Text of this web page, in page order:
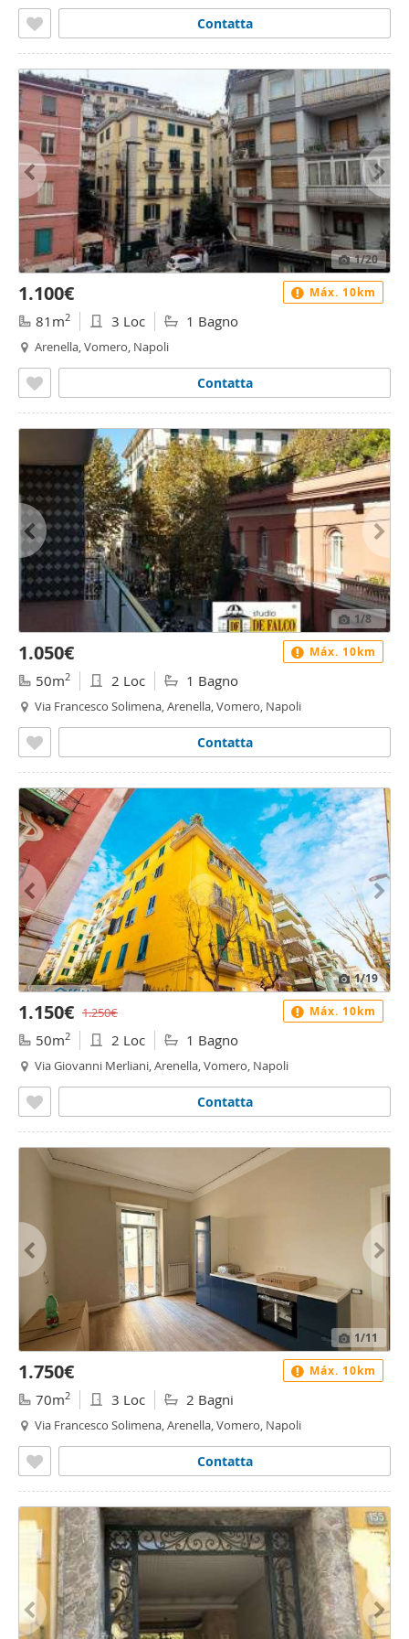
Contatta
1/20
1.100€
81m2 3 Loc 1 Bagno
Arenella, Vomero, Napoli
Contatta
Máx. 10km
1/8
1.050€
50m2 2 Loc 1 Bagno
Via Francesco Solimena, Arenella, Vomero, Napoli
Contatta
Máx. 10km
1/19
1.150€ 1.250€
50m2 2 Loc 1 Bagno
Via Giovanni Merliani, Arenella, Vomero, Napoli
Contatta
Máx. 10km
1/11
1.750€
70m2 3 Loc 2 Bagni
Via Francesco Solimena, Arenella, Vomero, Napoli
Contatta
Máx. 10km